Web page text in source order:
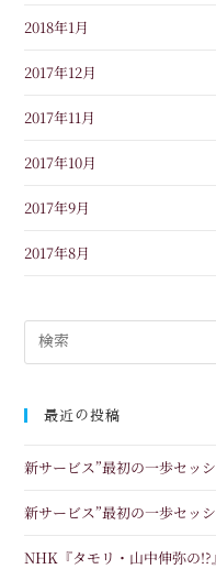
2018年1月
2017年12月
2017年11月
2017年10月
2017年9月
2017年8月
最近の投稿
新サービス”最初の一歩セッ
新サービス”最初の一歩セッ
NHK『タモリ・山中伸弥の